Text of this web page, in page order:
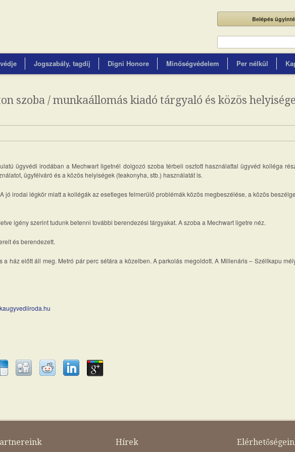
Belépés
Jogszabály, tagdíj Digni Honore Minőségvédelem Per nélkül
szoba / munkaállomás kiadó tárgyaló és közös
ügyvédi irodában a Mechwart ligetnél dolgozó szoba térbeli osztott használattal ügyvéd kolléga
ügyfélváró és a közös helyiségek (teakonyha, stb.) használatát is.
jó irodai légkör miatt a kollégák az esetleges felmerülő problémák közös megbeszélése, a közös
igény szerint tudunk betenni további berendezési tárgyakat. A szoba a Mechwart ligetre néz.
és berendezett.
ház előtt áll meg. Metró pár perc sétára a közelben. A parkolás megoldott. A Millenáris – Széllkapu
Hírek